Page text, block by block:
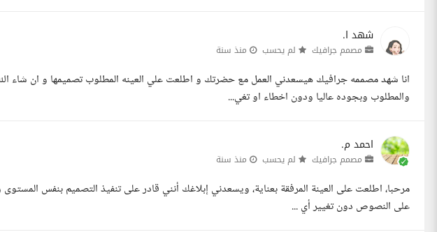
شهد ا.
مصمم جرافيك لم يحسب منذ سنة
انا شهد مصممه جرافيك هيسعدني العمل مع حضرتك و اطلعت علي العينه المطلوب تصميمها و ان شاء
والمطلوب وبجوده عاليا ودون اخطاء او تغي...
احمد م.
مصمم جرافيك لم يحسب منذ سنة
مرحبا، اطلعت على العينة المرفقة بعناية، ويسعدني إبلاغك أنني قادر على تنفيذ التصميم بنفس المستوى
على النصوص دون تغيير أي ...